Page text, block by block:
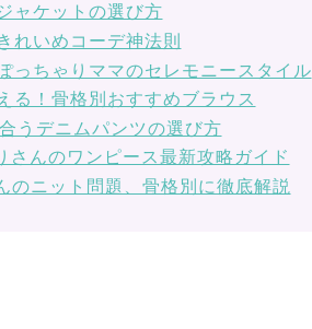
ャケットの選び方
れいめコーデ神法則
っちゃりママのセレモニースタイル
る！骨格別おすすめブラウス
うデニムパンツの選び方
さんのワンピース最新攻略ガイド
のニット問題、骨格別に徹底解説